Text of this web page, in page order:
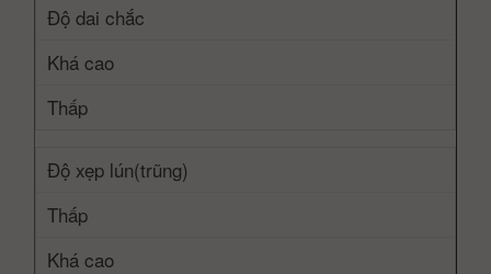
Độ dai chắc
Khá cao
Thấp
Độ xẹp lún(trũng)
Thấp
Khá cao